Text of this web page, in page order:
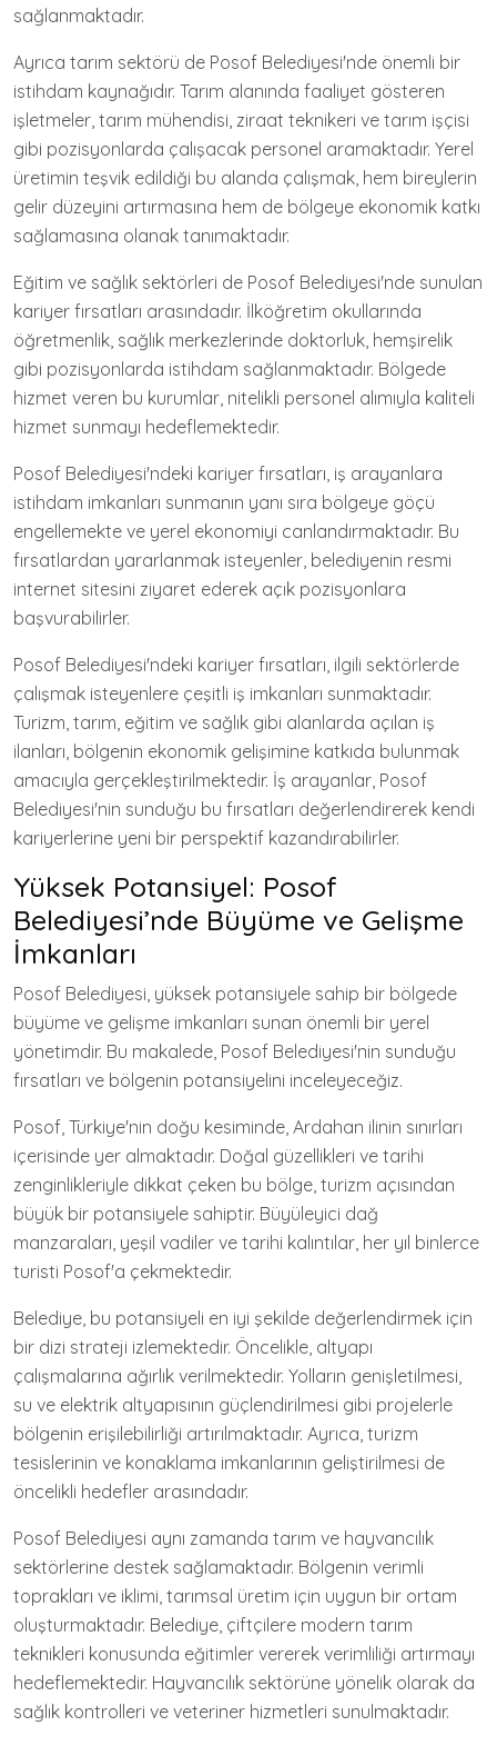
sağlanmaktadır.
Ayrıca tarım sektörü de Posof Belediyesi'nde önemli bir
istihdam kaynağıdır. Tarım alanında faaliyet gösteren
işletmeler, tarım mühendisi, ziraat teknikeri ve tarım işçisi
gibi pozisyonlarda çalışacak personel aramaktadır. Yerel
üretimin teşvik edildiği bu alanda çalışmak, hem bireylerin
gelir düzeyini artırmasına hem de bölgeye ekonomik katkı
sağlamasına olanak tanımaktadır.
Eğitim ve sağlık sektörleri de Posof Belediyesi'nde sunulan
kariyer fırsatları arasındadır. İlköğretim okullarında
öğretmenlik, sağlık merkezlerinde doktorluk, hemşirelik
gibi pozisyonlarda istihdam sağlanmaktadır. Bölgede
hizmet veren bu kurumlar, nitelikli personel alımıyla kaliteli
hizmet sunmayı hedeflemektedir.
Posof Belediyesi'ndeki kariyer fırsatları, iş arayanlara
istihdam imkanları sunmanın yanı sıra bölgeye göçü
engellemekte ve yerel ekonomiyi canlandırmaktadır. Bu
fırsatlardan yararlanmak isteyenler, belediyenin resmi
internet sitesini ziyaret ederek açık pozisyonlara
başvurabilirler.
Posof Belediyesi'ndeki kariyer fırsatları, ilgili sektörlerde
çalışmak isteyenlere çeşitli iş imkanları sunmaktadır.
Turizm, tarım, eğitim ve sağlık gibi alanlarda açılan iş
ilanları, bölgenin ekonomik gelişimine katkıda bulunmak
amacıyla gerçekleştirilmektedir. İş arayanlar, Posof
Belediyesi'nin sunduğu bu fırsatları değerlendirerek kendi
kariyerlerine yeni bir perspektif kazandırabilirler.
Yüksek Potansiyel: Posof
Belediyesi’nde Büyüme ve Gelişme
İmkanları
Posof Belediyesi, yüksek potansiyele sahip bir bölgede
büyüme ve gelişme imkanları sunan önemli bir yerel
yönetimdir. Bu makalede, Posof Belediyesi'nin sunduğu
fırsatları ve bölgenin potansiyelini inceleyeceğiz.
Posof, Türkiye'nin doğu kesiminde, Ardahan ilinin sınırları
içerisinde yer almaktadır. Doğal güzellikleri ve tarihi
zenginlikleriyle dikkat çeken bu bölge, turizm açısından
büyük bir potansiyele sahiptir. Büyüleyici dağ
manzaraları, yeşil vadiler ve tarihi kalıntılar, her yıl binlerce
turisti Posof'a çekmektedir.
Belediye, bu potansiyeli en iyi şekilde değerlendirmek için
bir dizi strateji izlemektedir. Öncelikle, altyapı
çalışmalarına ağırlık verilmektedir. Yolların genişletilmesi,
su ve elektrik altyapısının güçlendirilmesi gibi projelerle
bölgenin erişilebilirliği artırılmaktadır. Ayrıca, turizm
tesislerinin ve konaklama imkanlarının geliştirilmesi de
öncelikli hedefler arasındadır.
Posof Belediyesi aynı zamanda tarım ve hayvancılık
sektörlerine destek sağlamaktadır. Bölgenin verimli
toprakları ve iklimi, tarımsal üretim için uygun bir ortam
oluşturmaktadır. Belediye, çiftçilere modern tarım
teknikleri konusunda eğitimler vererek verimliliği artırmayı
hedeflemektedir. Hayvancılık sektörüne yönelik olarak da
sağlık kontrolleri ve veteriner hizmetleri sunulmaktadır.